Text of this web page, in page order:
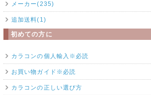
メーカー(235)
追加送料(1)
初めての方に
カラコンの個人輸入※必読
お買い物ガイド※必読
カラコンの正しい選び方